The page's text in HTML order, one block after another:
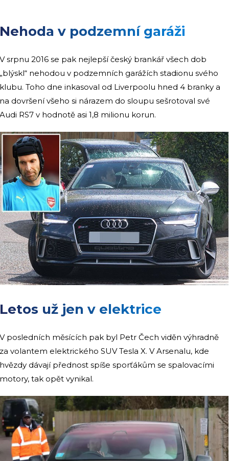
v podzemní garáži
srpnu 2016 se pak nejlepší český brankář všech dob
nehodou v podzemních garážích stadionu svého
Toho dne inkasoval od Liverpoolu hned 4 branky a
dovršení všeho si nárazem do sloupu sešrotoval své
RS7 v hodnotě asi 1,8 milionu korun.
už jen v elektrice
posledních měsících pak byl Petr Čech viděn výhradně
volantem elektrického SUV Tesla X. V Arsenalu, kde
dávají přednost spíše sporťákům se spalovacími
tak opět vynikal.